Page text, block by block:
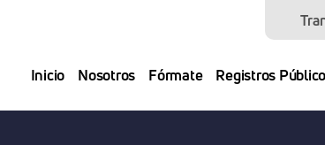
Inicio Nosotros Fórmate Registros